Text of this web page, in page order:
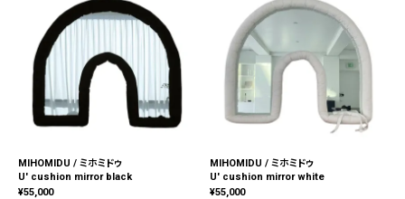
MIHOMIDU / ミホミドゥ
U' cushion mirror black
¥55,000
MIHOMIDU / ミホミドゥ
U' cushion mirror white
¥55,000